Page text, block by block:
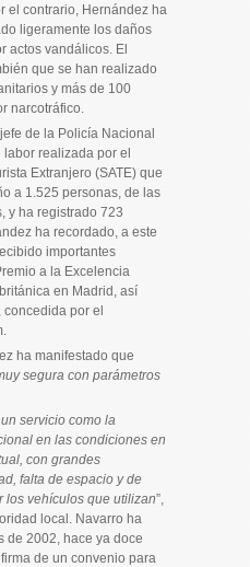
el contrario, Hernández ha
ligeramente los daños
actos vandálicos. El
que se han realizado
y más de 100
narcotráfico.
de la Policía Nacional
realizada por el
Extranjero (SATE) que
a 1.525 personas, de las
y ha registrado 723
ha recordado, a este
importantes
a la Excelencia
en Madrid, así
concedida por el
ha manifestado que
segura con parámetros
servicio como la
en las condiciones en
con grandes
falta de espacio y de
los vehículos que utilizan”,
local. Navarro ha
de 2002, hace ya doce
de un convenio para